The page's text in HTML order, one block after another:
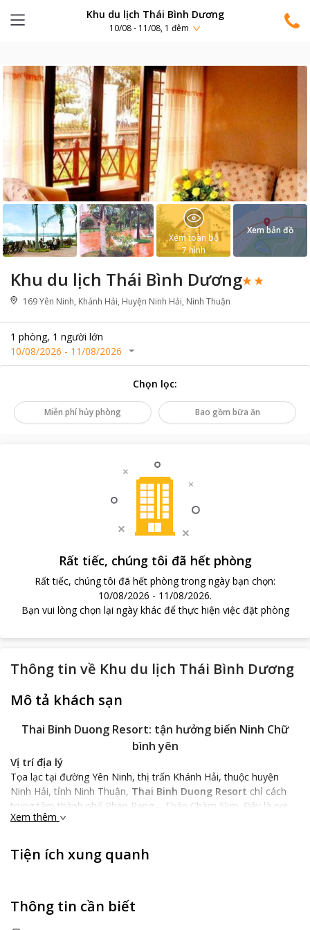
Khu du lịch Thái Bình Dương
10/08 - 11/08, 1 đêm
Khu du lịch Thái Bình Dương
169 Yên Ninh, Khánh Hải, Huyện Ninh Hải, Ninh Thuận
1 phòng, 1 người lớn
10/08/2026 - 11/08/2026
Xem toàn bộ
7hình
Xem bản đồ
Chọn lọc:
Miễn phí hủy phòng Bao gồm bữa ăn
Rất tiếc, chúng tôi đã hết phòng
Rất tiếc, chúng tôi đã hết phòng trong ngày bạn chọn:
10/08/2026 - 11/08/2026.
Bạn vui lòng chọn lại ngày khác để thực hiện việc đặt phòng
Thông tin về Khu du lịch Thái Bình Dương
Mô tả khách sạn
Thai Binh Duong Resort: tận hưởng biển Ninh Chữ
bình yên
Vị trí địa lý
Tọa lạc tại đường Yên Ninh, thị trấn Khánh Hải, thuộc huyện
Ninh Hải, tỉnh Ninh Thuận, Thai Binh Duong Resort chỉ cách
trung tâm thành phố Phan Rang – Tháp Chàm 5km. Đây là nơi
có thiên nhiên thơ mộng với bãi cát trắng dài, những rặng dừa
dài sẽ một điểm đến hấp dẫn và lý tưởng cho một kỳ nghỉ khó
quên của bạn tại Ninh Thuận.
Thai Binh Duong Resortlà quần thể nhiều ngôi nhà riêng lẻ với
kiến trúc độc nhà ở truyền thống của người Việt, được lợp mái
ngói đỏ tươi, với màu sơn nhạt dịu nhẹ và ấm áp. Các căn nhà
Xem thêm
Tiện ích xung quanh
Thông tin cần biết